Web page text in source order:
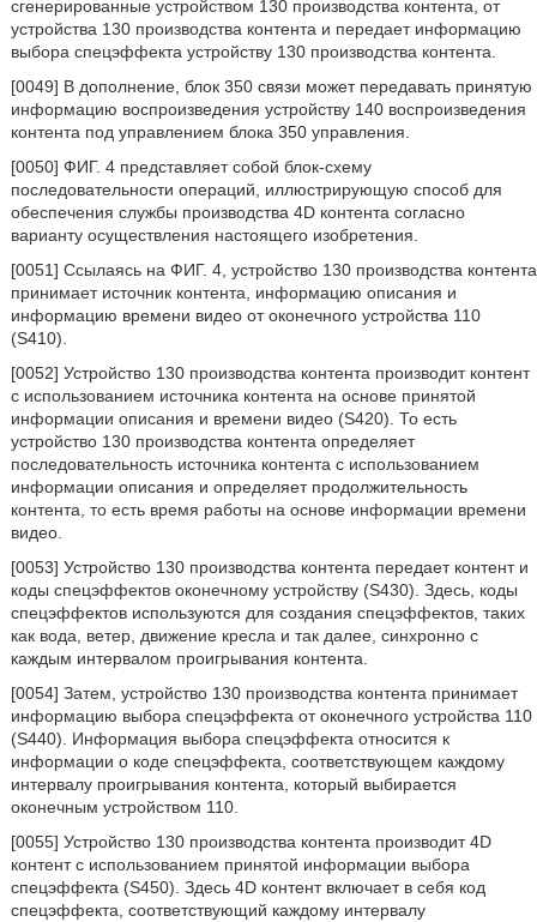
сгенерированные устройством 130 производства контента, от
устройства 130 производства контента и передает информацию
выбора спецэффекта устройству 130 производства контента.
[0049] В дополнение, блок 350 связи может передавать принятую
информацию воспроизведения устройству 140 воспроизведения
контента под управлением блока 350 управления.
[0050] ФИГ. 4 представляет собой блок-схему
последовательности операций, иллюстрирующую способ для
обеспечения службы производства 4D контента согласно
варианту осуществления настоящего изобретения.
[0051] Ссылаясь на ФИГ. 4, устройство 130 производства контента
принимает источник контента, информацию описания и
информацию времени видео от оконечного устройства 110
(S410).
[0052] Устройство 130 производства контента производит контент
с использованием источника контента на основе принятой
информации описания и времени видео (S420). То есть
устройство 130 производства контента определяет
последовательность источника контента с использованием
информации описания и определяет продолжительность
контента, то есть время работы на основе информации времени
видео.
[0053] Устройство 130 производства контента передает контент и
коды спецэффектов оконечному устройству (S430). Здесь, коды
спецэффектов используются для создания спецэффектов, таких
как вода, ветер, движение кресла и так далее, синхронно с
каждым интервалом проигрывания контента.
[0054] Затем, устройство 130 производства контента принимает
информацию выбора спецэффекта от оконечного устройства 110
(S440). Информация выбора спецэффекта относится к
информации о коде спецэффекта, соответствующем каждому
интервалу проигрывания контента, который выбирается
оконечным устройством 110.
[0055] Устройство 130 производства контента производит 4D
контент с использованием принятой информации выбора
спецэффекта (S450). Здесь 4D контент включает в себя код
спецэффекта, соответствующий каждому интервалу